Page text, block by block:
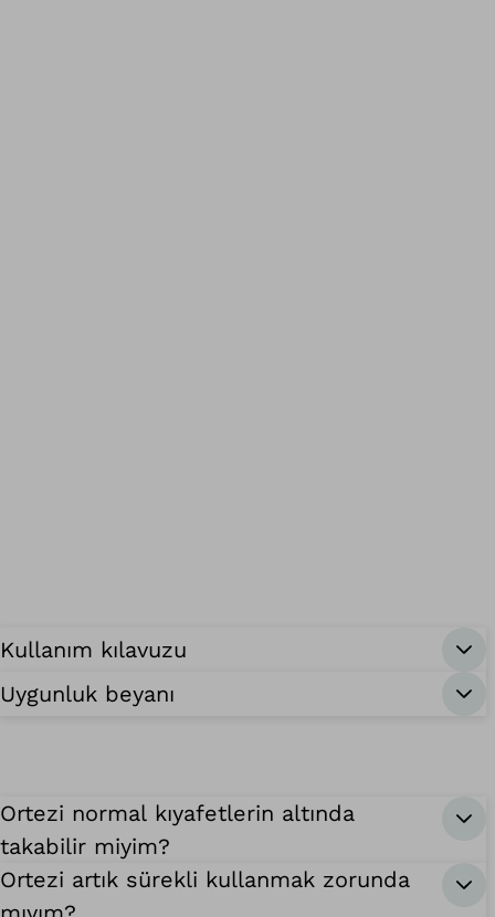
Kullanım kılavuzu
Uygunluk beyanı
Ortezi normal kıyafetlerin altında
takabilir miyim?
Ortezi artık sürekli kullanmak zorunda